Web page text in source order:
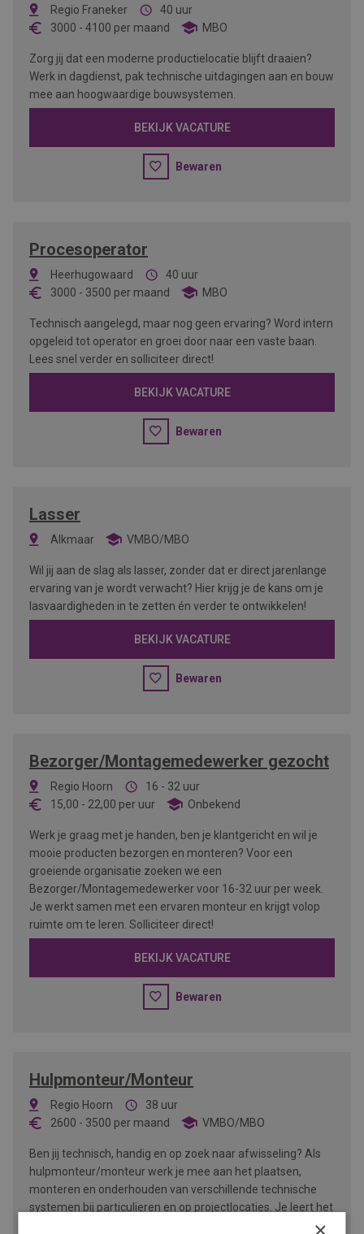
Regio Franeker
40 uur
3000 - 4100 per maand MBO
Zorg jij dat een moderne productielocatie blijft draaien?
Werk in dagdienst, pak technische uitdagingen aan en bouw
mee aan hoogwaardige bouwsystemen.
BEKIJK VACATURE
Bewaren
Procesoperator
Heerhugowaard
40 uur
3000 - 3500 per maand MBO
Technisch aangelegd, maar nog geen ervaring? Word intern
opgeleid tot operator en groei door naar een vaste baan.
Lees snel verder en solliciteer direct!
BEKIJK VACATURE
Bewaren
Lasser
Alkmaar VMBO/MBO
Wil jij aan de slag als lasser, zonder dat er direct jarenlange
ervaring van je wordt verwacht? Hier krijg je de kans om je
lasvaardigheden in te zetten én verder te ontwikkelen!
BEKIJK VACATURE
Bewaren
Bezorger/Montagemedewerker gezocht
Regio Hoorn
16 - 32 uur
15,00 - 22,00 per uur Onbekend
Werk je graag met je handen, ben je klantgericht en wil je
mooie producten bezorgen en monteren? Voor een
groeiende organisatie zoeken we een
Bezorger/Montagemedewerker voor 16-32 uur per week.
Je werkt samen met een ervaren monteur en krijgt volop
ruimte om te leren. Solliciteer direct!
BEKIJK VACATURE
Bewaren
Hulpmonteur/Monteur
Regio Hoorn
38 uur
2600 - 3500 per maand VMBO/MBO
Ben jij technisch, handig en op zoek naar afwisseling? Als
hulpmonteur/monteur werk je mee aan het plaatsen,
monteren en onderhouden van verschillende technische
systemen bij particulieren en op projectlocaties. Je leert het
vak in de praktijk en werkt samen met een gezellig team.